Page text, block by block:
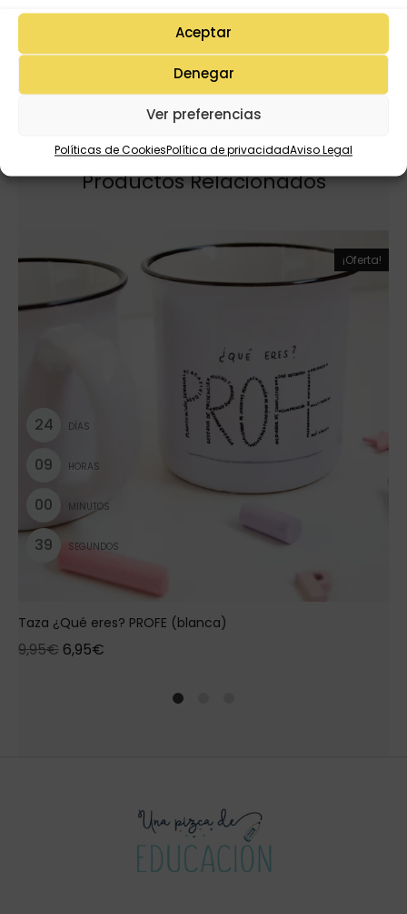
Aceptar
Denegar
Ver preferencias
Políticas de CookiesPolítica de privacidadAviso Legal
INFORMACIÓN ADICIONAL
Productos Relacionados
¡Oferta!
24 DÍAS
09 HORAS
00 MINUTOS
38 SEGUNDOS
Taza ¿Qué eres? PROFE (blanca)
9,95€ 6,95€